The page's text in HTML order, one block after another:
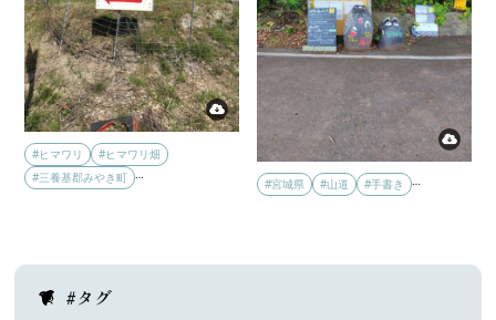
#ヒマワリ
#ヒマワリ畑
#三養基郡みやき町 …
#宮城県 #山道 #手書き …
#タグ